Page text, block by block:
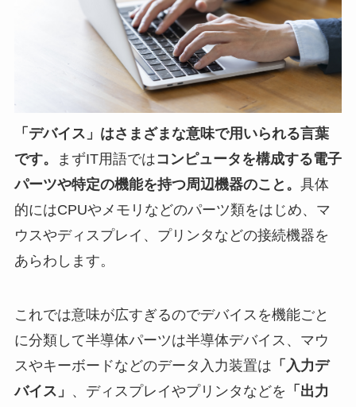
「デバイス」はさまざまな意味で用いられる言葉
です。
まずIT用語ではコンピュータを構成する電子
パーツや特定の機能を持つ周辺機器のこと。 具体
的にはCPUやメモリなどのパーツ類をはじめ、マ
ウスやディスプレイ、プリンタなどの接続機器を
あらわします。
これでは意味が広すぎるのでデバイスを機能ごと
に分類して半導体パーツは半導体デバイス、マウ
スやキーボードなどのデータ入力装置は 「入力デ
バイス」 、ディスプレイやプリンタなどを 「出力